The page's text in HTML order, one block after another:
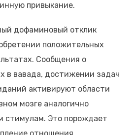
привыкание.
дофаминовый отклик
положительных
Сообщения о
в вавада, достижении задач
активируют области
мозге аналогично
стимулам. Это порождает